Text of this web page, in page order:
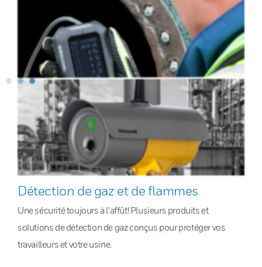
Détection de gaz et de flammes
Une sécurité toujours à l’affût! Plusieurs produits et
solutions de détection de gaz conçus pour protéger vos
travailleurs et votre usine.